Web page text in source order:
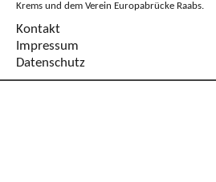
Krems und dem Verein Europabrücke Raabs.
Kontakt
Impressum
Datenschutz